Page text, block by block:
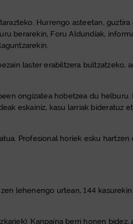
Hurrengo asteetan,
berarekin, Foru Aldundiak,
laster erabiltzera bultzatzeko,
ongizatea hobetzea du helburu.
eskainiz, kasu larriak bideratuz
Profesional horiek esku hartzen
lehenengo urtean, 144
Kanpaina berri honen bidez,